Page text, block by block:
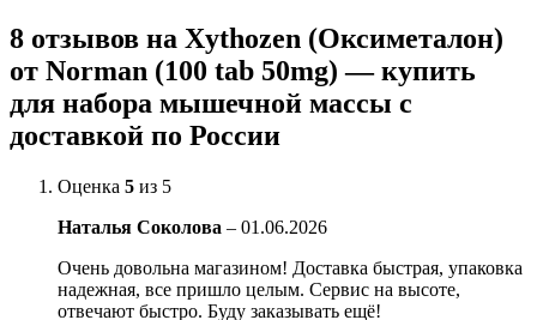
8 отзывов на Xythozen (Оксиметалон)
от Norman (100 tab 50mg) — купить
для набора мышечной массы с
доставкой по России
Оценка 5 из 5
Наталья Соколова – 01.06.2026
Очень довольна магазином! Доставка быстрая, упаковка
надежная, все пришло целым. Сервис на высоте,
отвечают быстро. Буду заказывать ещё!